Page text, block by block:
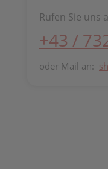
Rufen Sie uns
+43 /
oder Mail an: